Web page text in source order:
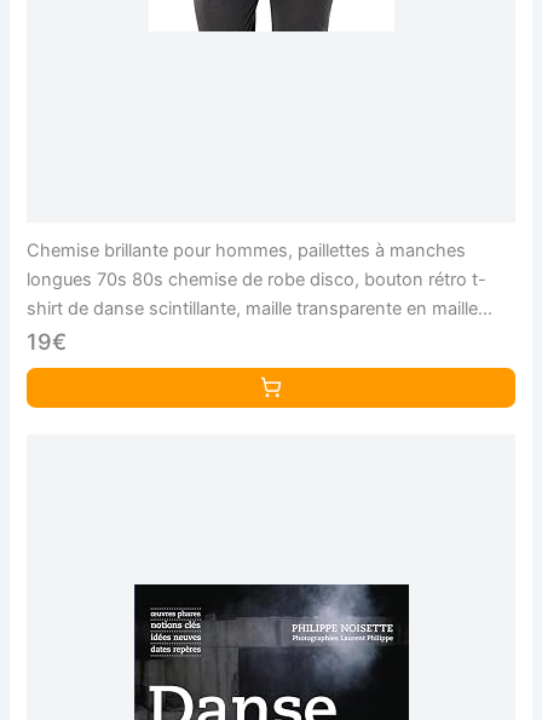
Chemise brillante pour hommes, paillettes à manches
longues 70s 80s chemise de robe disco, bouton rétro t-
shirt de danse scintillante, maille transparente en maille
avant pour la boîte nuit la fêtee
19€